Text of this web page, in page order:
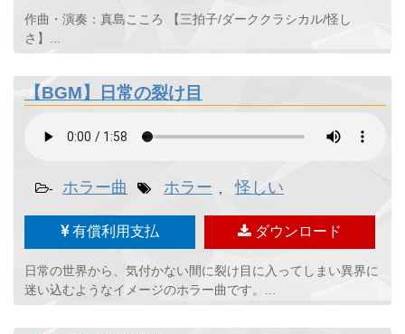
作曲・演奏：真島こころ 【三拍子/ダーククラシカル/怪し
さ】...
【BGM】日常の裂け目
- ホラー曲 ホラー 怪しい
有償利用支払 ダウンロード
日常の世界から、気付かない間に裂け目に入ってしまい異界に
迷い込むようなイメージのホラー曲です。...